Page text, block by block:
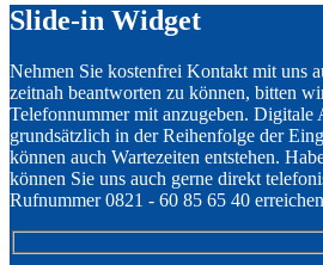
Slide-in Widget
Nehmen Sie kostenfrei Kontakt mit uns
zeitnah beantworten zu können, bitten
Telefonnummer mit anzugeben. Digitale
grundsätzlich in der Reihenfolge der
können auch Wartezeiten entstehen.
können Sie uns auch gerne direkt
Rufnummer 0821 - 60 85 65 40